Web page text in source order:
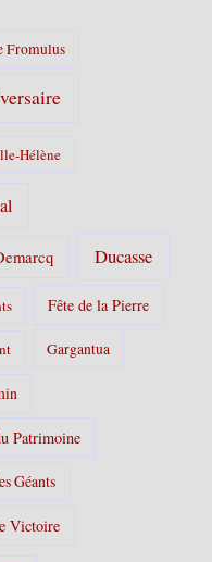
Fromulus
Hélène
Ducasse
Fête de la Pierre
Gargantua
Patrimoine
Géants
Victoire